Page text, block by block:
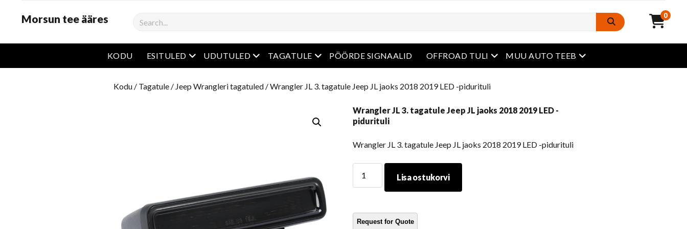
Morsun tee ääres Otsima 0
KODU ESITULED avatud menüü
UDUTULED avatud menüü
TAGATULE avatud menüü
PÖÖRDE SIGNAALID OFFROAD TULI avatud menüü
MUU AUTO TEEB avatud menüü
Kodu / Tagatule / Jeep Wrangleri tagatuled / Wrangler JL 3. tagatule Jeep JL jaoks 2018 2019 LED -pidurituli
Wrangler JL 3. tagatule Jeep JL jaoks 2018 2019 LED -
pidurituli
Wrangler JL 3. tagatule Jeep JL jaoks 2018 2019 LED -pidurituli
Jeep
Lisa ostukorvi